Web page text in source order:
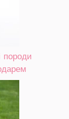
породи